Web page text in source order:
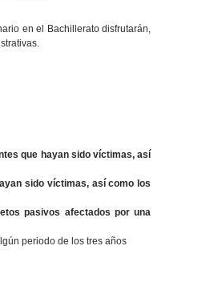
en el Bachillerato disfrutarán,
que hayan sido víctimas, así
sido víctimas, así como los
pasivos afectados por una
periodo de los tres años